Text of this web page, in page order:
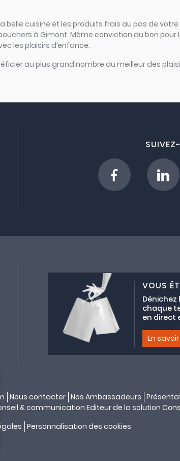
cuisine et les produits frais au pas de votre
à Gimont. Même conviction du bon
les plaisirs d’enfance.
au plus grand nombre du meilleur des
VOUS
chaque
en direct
En
Nous contacter Nos Ambassadeurs
& communication Editeur de la solution
Personnalisation des cookies